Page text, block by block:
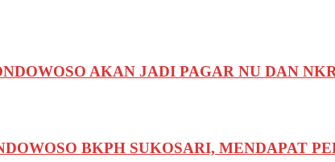
AKAN JADI PAGAR NU DAN
BKPH SUKOSARI, MENDAPAT